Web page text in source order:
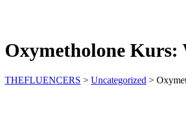
Oxymetholone
THEFLUENCERS > Uncategorized >